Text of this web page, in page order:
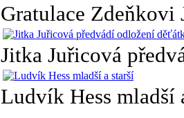
Gratulace Zdeňkovi
Jitka Juřicová
Ludvík Hess mladší